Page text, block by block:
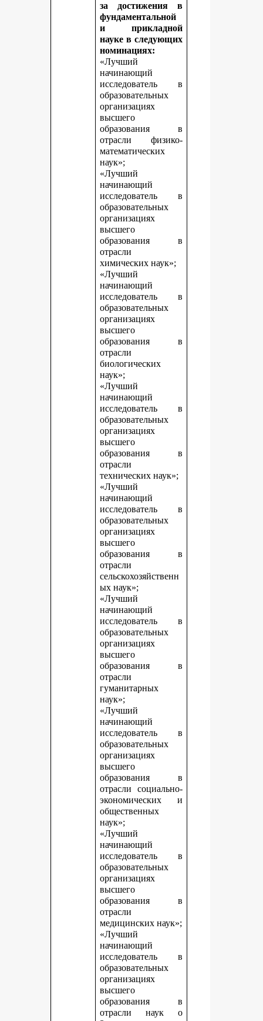
за достижения в
фундаментальной
и прикладной
наукев следующих
номинациях:
«Лучший
начинающий
исследователь в
образовательных
организациях
высшего
образования в
отрасли физико-
математических
наук»;
«Лучший
начинающий
исследователь в
образовательных
организациях
высшего
образования в
отрасли
химических наук»;
«Лучший
начинающий
исследователь в
образовательных
организациях
высшего
образования в
отрасли
биологических
наук»;
«Лучший
начинающий
исследователь в
образовательных
организациях
высшего
образования в
отрасли
технических наук»;
«Лучший
начинающий
исследователь в
образовательных
организациях
высшего
образования в
отрасли
сельскохозяйственн
ых наук»;
«Лучший
начинающий
исследователь в
образовательных
организациях
высшего
образования в
отрасли
гуманитарных
наук»;
«Лучший
начинающий
исследователь в
образовательных
организациях
высшего
образования в
отрасли социально-
экономических и
общественных
наук»;
«Лучший
начинающий
исследователь в
образовательных
организациях
высшего
образования в
отрасли
медицинских наук»;
«Лучший
начинающий
исследователь в
образовательных
организациях
высшего
образования в
отрасли наук о